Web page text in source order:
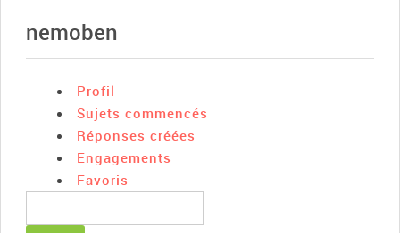
nemoben
Profil
Sujets commencés
Réponses créées
Engagements
Favoris